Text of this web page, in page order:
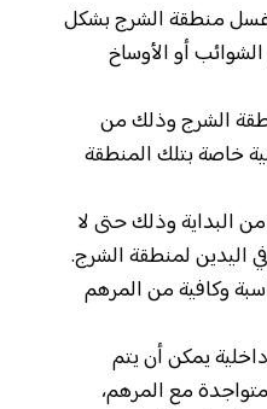
غسل منطقة الشرج بشكل
أو الأوساخ
الشرج وذلك من
خاصة بتلك المنطقة
البداية وذلك حتى لا
اليدين لمنطقة الشرج.
وكافية من المرهم
يمكن أن يتم
مع المرهم،